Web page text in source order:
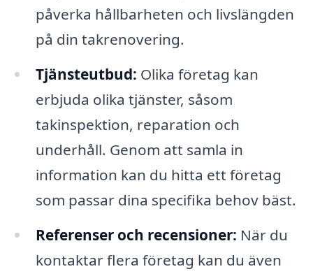
påverka hållbarheten och livslängden
på din takrenovering.
Tjänsteutbud: Olika företag kan
erbjuda olika tjänster, såsom
takinspektion, reparation och
underhåll. Genom att samla in
information kan du hitta ett företag
som passar dina specifika behov bäst.
Referenser och recensioner: När du
kontaktar flera företag kan du även